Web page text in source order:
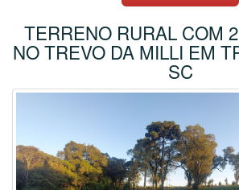
TERRENO RURAL COM
NO TREVO DA MILLI EM
SC